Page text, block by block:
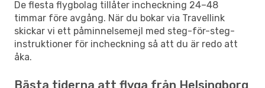
De flesta flygbolag tillåter incheckning 24–48
timmar före avgång. När du bokar via Travellink
skickar vi ett påminnelsemejl med steg-för-steg-
instruktioner för incheckning så att du är redo att
åka.
Bästa tiderna att flyga från Helsingborg